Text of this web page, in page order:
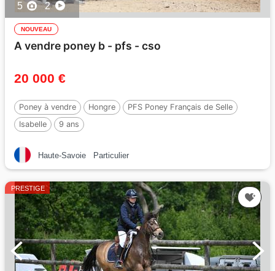
5 2
NOUVEAU
A vendre poney b - pfs - cso
20 000 €
Poney à vendre Hongre
PFS Poney Français de Selle
Isabelle
9 ans
Haute-Savoie Particulier
PRESTIGE